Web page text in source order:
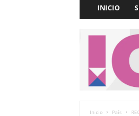
p
e
U
INICIO
Inicio País